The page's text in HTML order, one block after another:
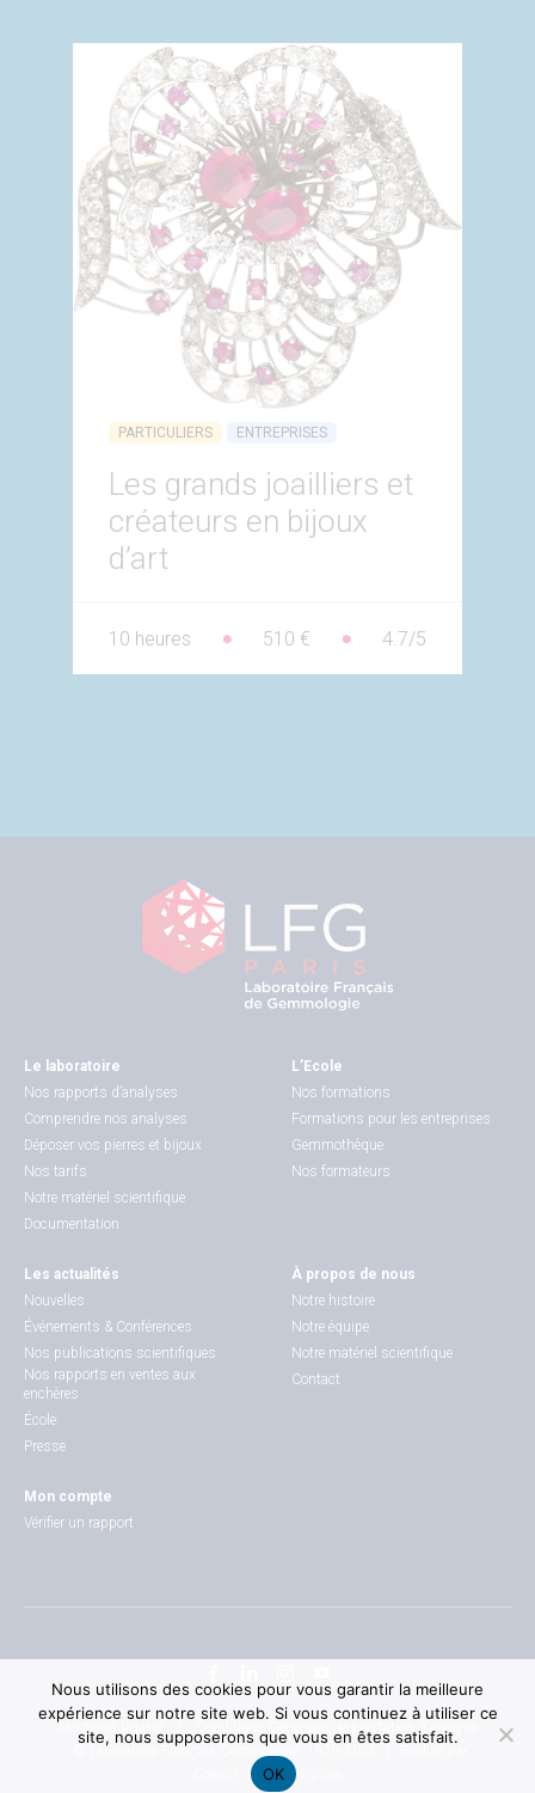
PARTICULIERS ENTREPRISES
Les grands joailliers et
créateurs en bijoux
d’art
10 heures 510 € 4.7/5
Le laboratoire
Nos rapports d’analyses
Comprendre nos analyses
Déposer vos pierres et bijoux
Nos tarifs
Notre matériel scientifique
Documentation
L’Ecole
Nos formations
Formations pour les entreprises
Gemmothèque
Nos formateurs
Les actualités
Nouvelles
Événements & Conférences
Nos publications scientifiques
Nos rapports en ventes aux
enchères
École
Presse
À propos de nous
Notre histoire
Notre équipe
Notre matériel scientifique
Contact
Mon compte
Vérifier un rapport
Mentions légales
© Laboratoire Français Gemmologie
Creano - Agence digitale
Nous utilisons des cookies pour vous garantir la meilleure
expérience sur notre site web. Si vous continuez à utiliser ce
site, nous supposerons que vous en êtes satisfait.
OK